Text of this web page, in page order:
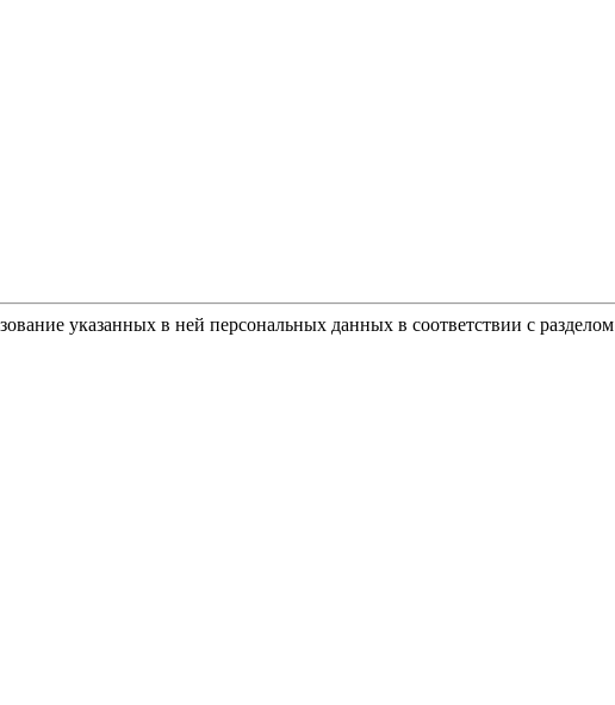
указанных в ней персональных данных в соответствии с разделом